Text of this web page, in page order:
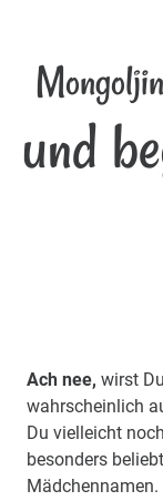
und
Ach nee, wirst
wahrscheinlich
Du vielleicht
besonders